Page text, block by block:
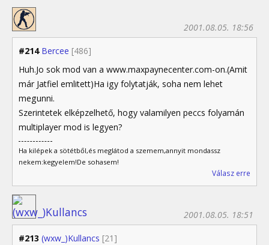
#214 Bercee [486]
2001.08.05. 18:56
Huh.Jo sok mod van a www.maxpaynecenter.com-on.(Amit
már Jatfiel emlitett)Ha igy folytatják, soha nem lehet
megunni.
Szerintetek elképzelhető, hogy valamilyen peccs folyamán
multiplayer mod is legyen?
Ha kilépek a sötétből,és meglátod a szemem,annyit mondassz
nekem:kegyelem!De sohasem!
Válasz erre
#213 (wxw_)Kullancs [21]
2001.08.05. 18:51